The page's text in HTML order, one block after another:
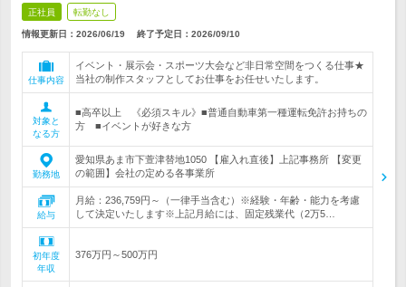
正社員 転勤なし
情報更新日：2026/06/19 終了予定日： 2026/09/10
仕事内容
イベント・展示会・スポーツ大会など非日常空間をつくる仕事★
当社の制作スタッフとしてお仕事をお任せいたします。
対象と
なる方
■高卒以上 《必須スキル》■普通自動車第一種運転免許お持ちの
方 ■イベントが好きな方
勤務地
愛知県あま市下萱津替地1050 【雇入れ直後】上記事務所 【変更
の範囲】会社の定める各事業所
給与
月給：236,759円～（一律手当含む）※経験・年齢・能力を考慮
して決定いたします※上記月給には、固定残業代（2万5…
初年度
年収
376万円～500万円